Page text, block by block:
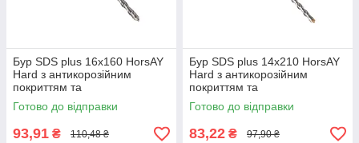
Бур SDS plus 16х160 HorsAY
Hard з антикорозійним
покриттям та
твердосплавною напайкою
YG8C
Готово до відправки
93,91 ₴ 110,48 ₴
Бур SDS plus 14х210 HorsAY
Hard з антикорозійним
покриттям та
твердосплавною напайкою
YG8C
Готово до відправки
83,22 ₴ 97,90 ₴